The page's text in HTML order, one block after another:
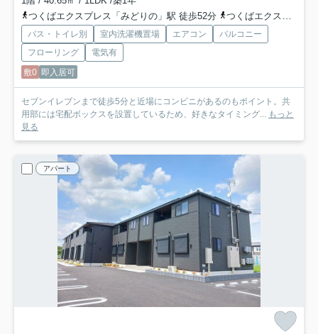
つくばエクスプレス「みどりの」駅 徒歩52分
つくばエクスプレス「万博記念公園」駅 徒歩69分
バス・トイレ別 室内洗濯機置場 エアコン
バルコニー
フローリング
電気有
敷0 即入居可
セブンイレブンまで徒歩5分と近場にコンビニがあるのもポイント。共
用部には宅配ボックスを設置しているため、好きなタイミング... もっと
見る
アパート